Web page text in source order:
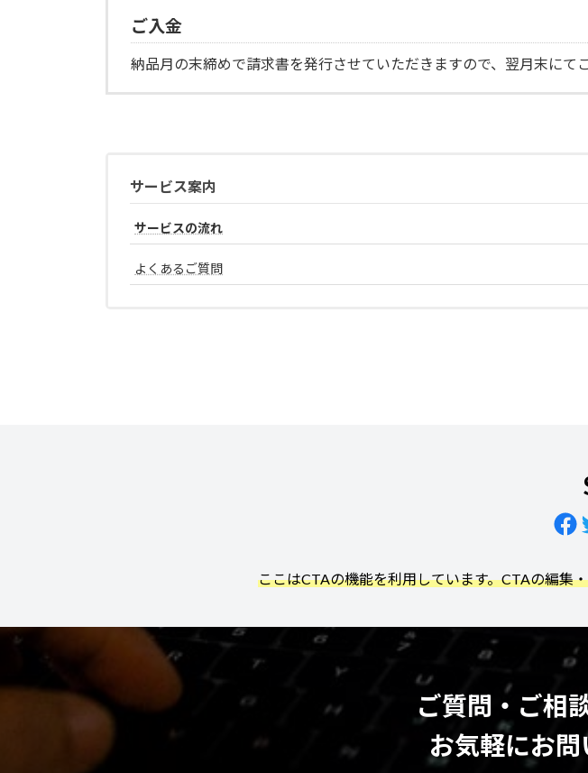
ご入金
納品月の末締めで請求書を発行させていただきますので、翌月末にて
サービス案内
サービスの流れ
よくあるご質問
ここはCTAの機能を利用しています。CTAの編集
ご質問・ご相
お気軽にお